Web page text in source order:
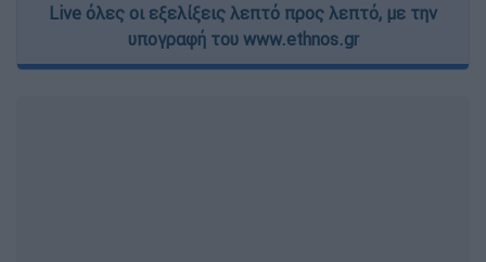
Live όλες οι εξελίξεις λεπτό προς λεπτό, με την
υπογραφή του www.ethnos.gr